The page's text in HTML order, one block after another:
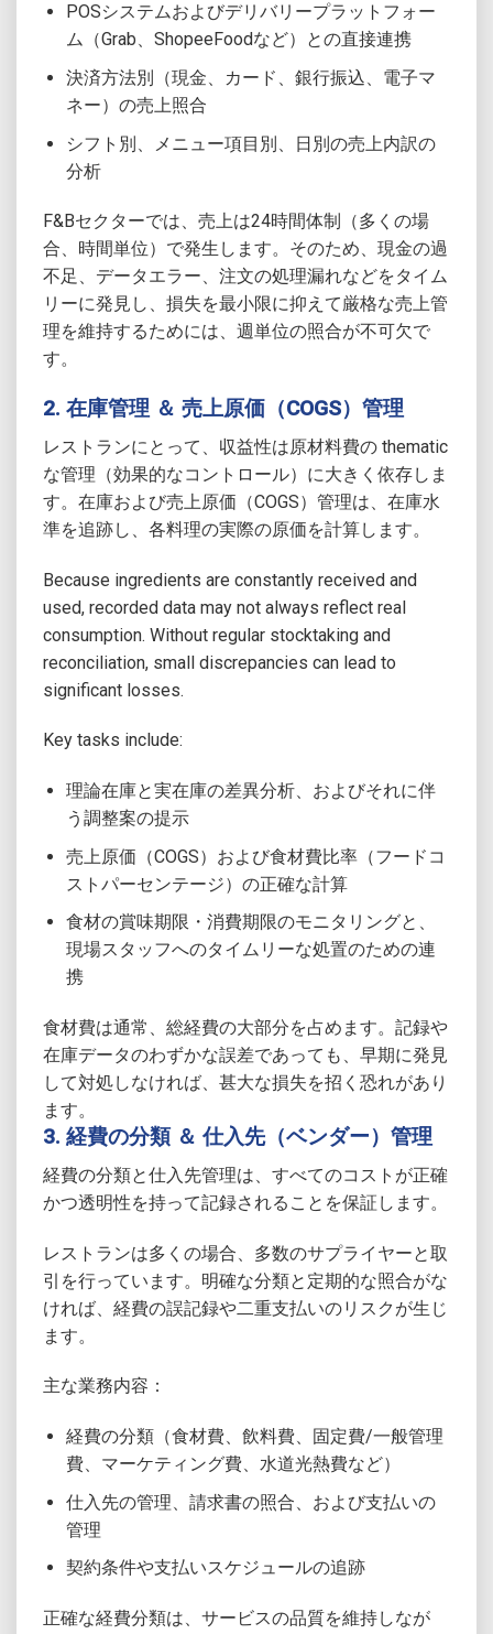
POSシステムおよびデリバリープラットフォー
ム（Grab、ShopeeFoodなど）との直接連携
決済方法別（現金、カード、銀行振込、電子マ
ネー）の売上照合
シフト別、メニュー項目別、日別の売上内訳の
分析
F&Bセクターでは、売上は24時間体制（多くの場
合、時間単位）で発生します。そのため、現金の過
不足、データエラー、注文の処理漏れなどをタイム
リーに発見し、損失を最小限に抑えて厳格な売上管
理を維持するためには、週単位の照合が不可欠で
す。
2. 在庫管理 ＆ 売上原価（COGS）管理
レストランにとって、収益性は原材料費の thematic
な管理（効果的なコントロール）に大きく依存しま
す。在庫および売上原価（COGS）管理は、在庫水
準を追跡し、各料理の実際の原価を計算します。
Because ingredients are constantly received and
used, recorded data may not always reflect real
consumption. Without regular stocktaking and
reconciliation, small discrepancies can lead to
significant losses.
Key tasks include:
理論在庫と実在庫の差異分析、およびそれに伴
う調整案の提示
売上原価（COGS）および食材費比率（フードコ
ストパーセンテージ）の正確な計算
食材の賞味期限・消費期限のモニタリングと、
現場スタッフへのタイムリーな処置のための連
携
食材費は通常、総経費の大部分を占めます。記録や
在庫データのわずかな誤差であっても、早期に発見
して対処しなければ、甚大な損失を招く恐れがあり
ます。
3. 経費の分類 ＆ 仕入先（ベンダー）管理
経費の分類と仕入先管理は、すべてのコストが正確
かつ透明性を持って記録されることを保証します。
レストランは多くの場合、多数のサプライヤーと取
引を行っています。明確な分類と定期的な照合がな
ければ、経費の誤記録や二重支払いのリスクが生じ
ます。
主な業務内容：
経費の分類（食材費、飲料費、固定費/一般管理
費、マーケティング費、水道光熱費など）
仕入先の管理、請求書の照合、および支払いの
管理
契約条件や支払いスケジュールの追跡
正確な経費分類は、サービスの品質を維持しなが